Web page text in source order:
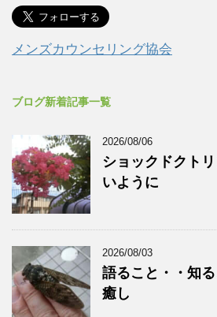
メンズカウンセリング協会
ブログ新着記事一覧
2026/08/06
ショックドクト
いように
2026/08/03
語ること・・知
癒し